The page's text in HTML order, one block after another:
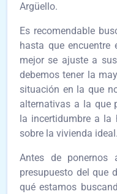
Argüello.
Es recomendable
hasta que
mejor se ajuste a
debemos tener la
situación en la que
alternativas a la que
la incertidumbre a
sobre la vivienda ideal.
Antes de ponernos
presupuesto del que
qué estamos